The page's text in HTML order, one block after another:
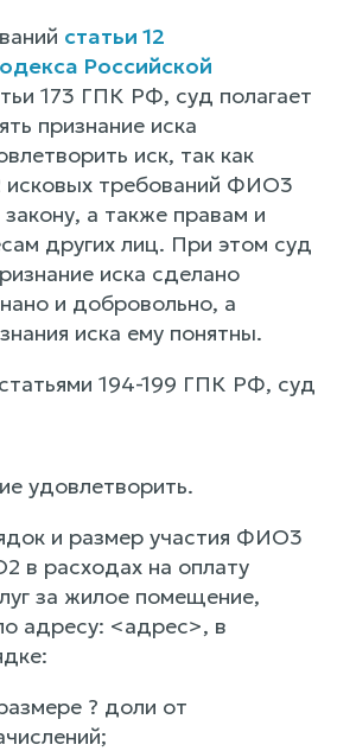
статьи 12
Российской
173 ГПК РФ, суд полагает
признание иска
иск, так как
требований ФИО3
а также правам и
других лиц. При этом суд
иска сделано
и добровольно, а
иска ему понятны.
194-199 ГПК РФ, суд
удовлетворить.
и размер участия ФИО3
в расходах на оплату
за жилое помещение,
адресу: <адрес>, в
? доли от